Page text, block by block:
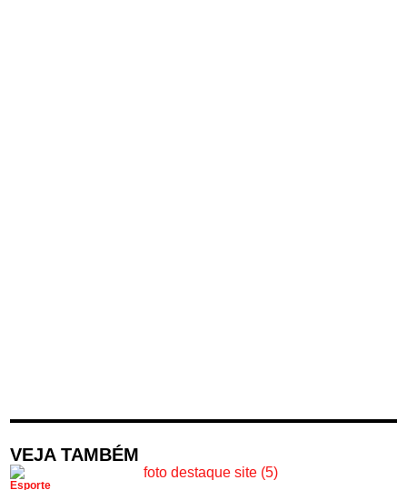
VEJA TAMBÉM
Esporte